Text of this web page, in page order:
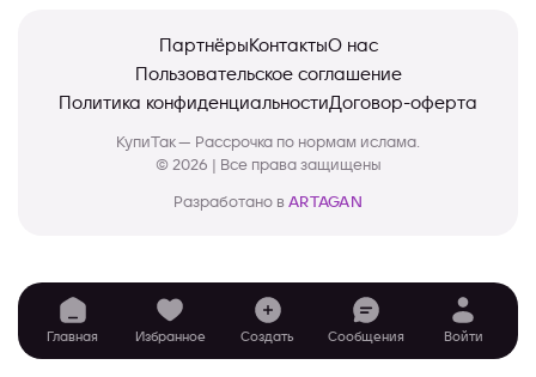
ПартнёрыКонтактыО нас
Пользовательское соглашение
Политика конфиденциальностиДоговор-оферта
КупиТак — Рассрочка по нормам ислама.
© 2026 | Все права защищены
Разработано в ARTAGAN
Главная Избранное Создать Сообщения Войти